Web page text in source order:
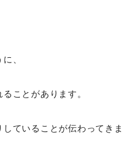
、
ことがあります。
ていることが伝わってきま